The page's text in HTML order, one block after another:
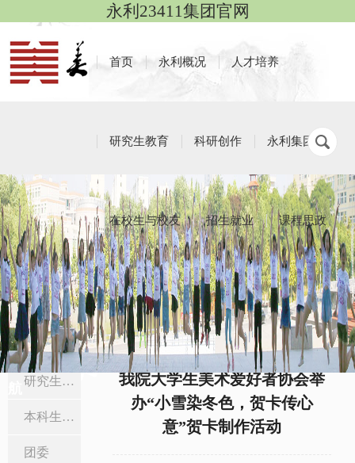
永利23411集团官网
首页 永利概况 人才培养
研究生教育 科研创作 永利集团
在校生与校友 招生就业 课程思政
栏目导
研究生工作
本科生工作
团委
学生社团
当前位置: > 在校生与校友> 学生社团 > 正文
我院大学生美术爱好者协会举
办“小雪染冬色，贺卡传心
意”贺卡制作活动